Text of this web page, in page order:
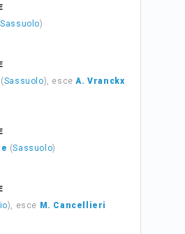
Sassuolo)
(Sassuolo), esceA. Vranckx
(Sassuolo)
), esce M. Cancellieri